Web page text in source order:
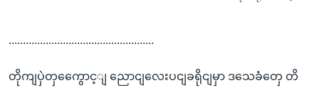
...................................................
တိုကျပှဲတှကွေောင့ျ ညောငျလေးပငျခရိုငျမှာ ဒသေခံတှေ တိ